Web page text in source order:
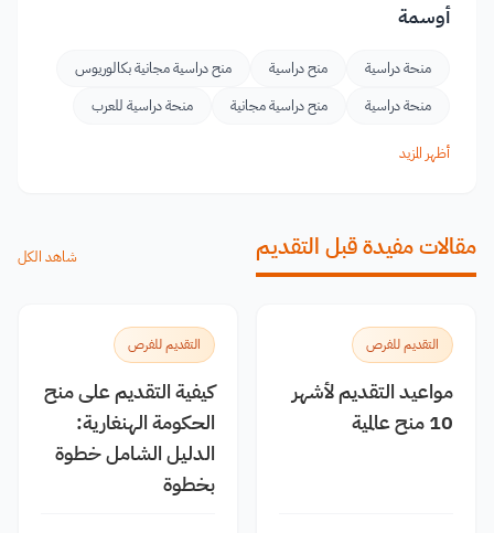
أوسمة
منحة دراسية منح دراسية
منح دراسية مجانية بكالوريوس
منحة دراسية
منح دراسية مجانية منحة دراسية للعرب
أظهر المزيد
مقالات مفيدة قبل التقديم شاهد الكل
التقديم للفرص
مواعيد التقديم لأشهر
10 منح عالمية
التقديم للفرص
كيفية التقديم على منح
الحكومة الهنغارية:
الدليل الشامل خطوة
بخطوة